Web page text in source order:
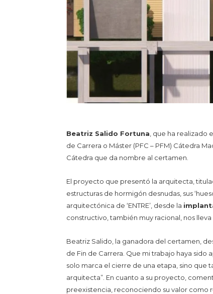
Beatriz Salido Fortuna, que ha realizado
de Carrera o Máster (PFC – PFM) Cátedra
Cátedra que da nombre al certamen.
El proyecto que presentó la arquitecta,
estructuras de hormigón desnudas, sus
arquitectónica de ‘ENTRE’, desde la
constructivo, también muy racional, nos
Beatriz Salido, la ganadora del certamen,
de Fin de Carrera. Que mi trabajo haya
solo marca el cierre de una etapa, sino que
arquitecta”. En cuanto a su proyecto,
preexistencia, reconociendo su valor como